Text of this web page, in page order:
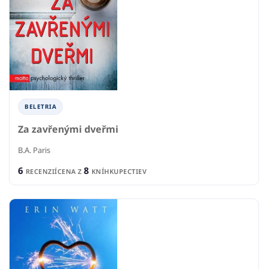
BELETRIA
Za zavřenými dveřmi
B.A. Paris
6 RECENZIÍCENA Z 8 KNÍHKUPECTIEV